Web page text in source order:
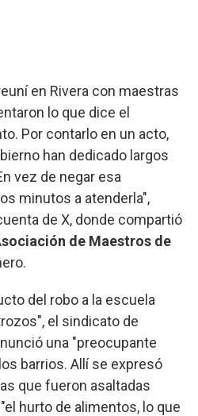
en Rivera con maestras
lo que dice el
Por contarlo en un acto,
han dedicado largos
vez de negar esa
minutos a atenderla",
de X, donde compartió
de Maestros de
del robo a la escuela
el sindicato de
una "preocupante
barrios. Allí se expresó
que fueron asaltadas
hurto de alimentos, lo que